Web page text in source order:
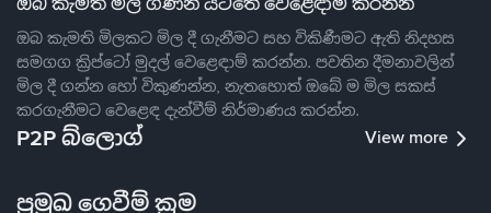
ඔබ කැමති මිලකට මිල දී ගැනීමට සහ විකිණීමට ඇති නිදහස
සමගග ක්‍රිප්ටෝ මුදල් වෙළෙඳාම් කරන්න. පවතින දීමනාවලින්
මිල දී ගන්න හෝ විකුණන්න, නැතහොත් ඔබේ ම මිල සකස්
කරගැනීමට වෙළෙඳ දැන්වීම් නිර්මාණය කරන්න.
P2P බ්ලොග් View more
ප්‍රමුඛ ගෙවීම් ක්‍රම